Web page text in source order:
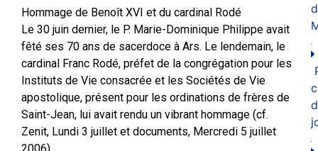
Hommage de Benoît XVI et du cardinal Rodé
Le 30 juin dernier, le P. Marie-Dominique Philippe avait
fêté ses 70 ans de sacerdoce à Ars. Le lendemain, le
cardinal Franc Rodé, préfet de la congrégation pour les
Instituts de Vie consacrée et les Sociétés de Vie
apostolique, présent pour les ordinations de frères de
Saint-Jean, lui avait rendu un vibrant hommage (cf.
Zenit, Lundi 3 juillet et documents, Mercredi 5 juillet